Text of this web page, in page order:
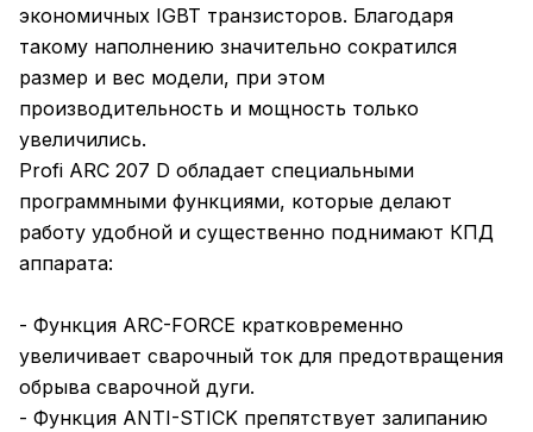
экономичных IGBT транзисторов. Благодаря
такому наполнению значительно сократился
размер и вес модели, при этом
производительность и мощность только
увеличились.
Profi ARC 207 D обладает специальными
программными функциями, которые делают
работу удобной и существенно поднимают КПД
аппарата:
- Функция ARC-FORCE кратковременно
увеличивает сварочный ток для предотвращения
обрыва сварочной дуги.
- Функция ANTI-STICK препятствует залипанию